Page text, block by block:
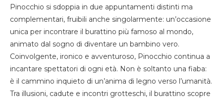
Pinocchio si sdoppia in due appuntamenti distinti ma
complementari, fruibili anche singolarmente: un’occasione
unica per incontrare il burattino più famoso al mondo,
animato dal sogno di diventare un bambino vero.
Coinvolgente, ironico e avventuroso, Pinocchio continua a
incantare spettatori di ogni età. Non è soltanto una fiaba:
è il cammino inquieto di un’anima di legno verso l’umanità.
Tra illusioni, cadute e incontri grotteschi, il burattino scopre